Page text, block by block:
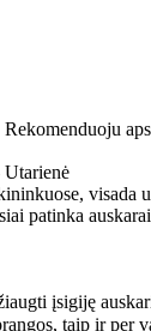
visada
patinka
įsigiję
taip ir per